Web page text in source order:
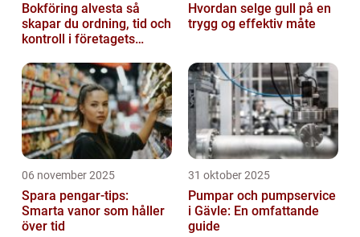
Bokföring alvesta så
skapar du ordning, tid och
kontroll i företagets
Hvordan selge gull på en
trygg og effektiv måte
06 november 2025
Spara pengar-tips:
Smarta vanor som håller
över tid
31 oktober 2025
Pumpar och pumpservice
i Gävle: En omfattande
guide